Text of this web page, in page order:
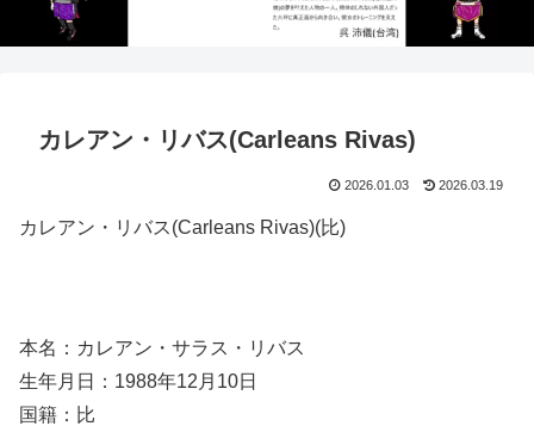
カレアン・リバス(Carleans Rivas)
2026.01.03 2026.03.19
カレアン・リバス(Carleans Rivas)(比)
本名：カレアン・サラス・リバス
生年月日：1988年12月10日
国籍：比